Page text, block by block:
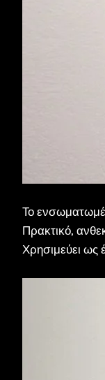
Το
Πρακτικό,
Χρησιμεύει ως